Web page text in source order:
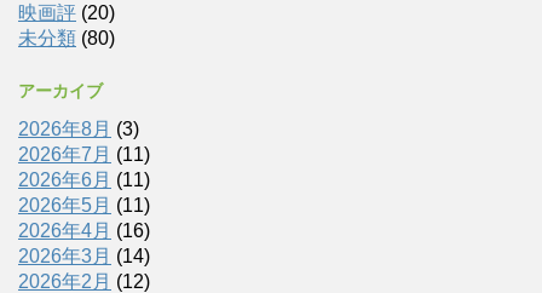
映画評 (20)
未分類 (80)
アーカイブ
2026年8月 (3)
2026年7月 (11)
2026年6月 (11)
2026年5月 (11)
2026年4月 (16)
2026年3月 (14)
2026年2月 (12)